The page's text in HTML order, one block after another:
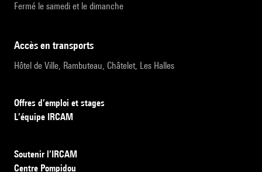
Fermé le samedi et le dimanche
accès en transports
Hôtel de Ville, Rambuteau, Châtelet, Les Halles
Offres d’emploi et stages
L’équipe IRCAM
Soutenir l’IRCAM
Centre Pompidou